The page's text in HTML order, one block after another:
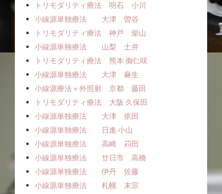
トリモダリティ療法 明石 小川
小線源単独療法 大津 曽谷
トリモダリティ療法 神戸 柴山
小線源単独療法 山梨 土井
トリモダリティ療法 熊本 御仁咲
小線源単独療法 大津 麻生
小線源療法＋外照射 京都 藤田
トリモダリティ療法 大阪 久保田
小線源単独療法 大津 依田
小線源単独療法 日進 小山
小線源単独療法 高崎 苅田
小線源単独療法 廿日市 高橋
小線源単独療法 伊丹 佐藤
小線源単独療法 札幌 末宗